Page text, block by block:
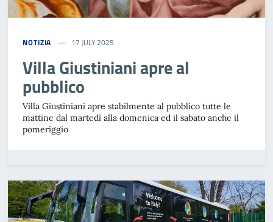
NOTIZIA 17 JULY 2025
Villa Giustiniani apre al
pubblico
Villa Giustiniani apre stabilmente al pubblico tutte le
mattine dal martedì alla domenica ed il sabato anche il
pomeriggio